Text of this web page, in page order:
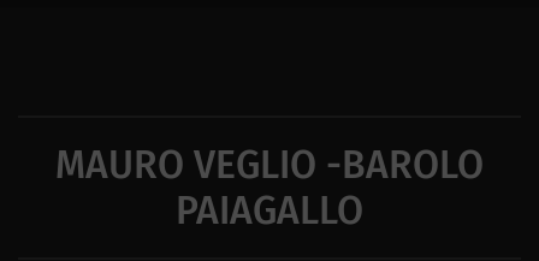
MAURO VEGLIO -BAROLO
PAIAGALLO